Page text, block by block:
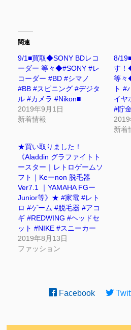
関連
9/1■買取◆SONY BDレコ
ーダー 等々◆#SONY #レ
コーダー #BD #シマノ
#BB #スピニング #デジタ
ル #カメラ #Nikon■
2019年9月1日
新着情報
8/
す！
等々
ト #
イヤ
#貯
2019
新着
★買い取りました！
《Aladdin グラファイトト
ースター｜レトロゲームソ
フト｜Keーnon 脱毛器
Ver7.1 ｜YAMAHA FGー
Junior等》★ #家電 #レト
ロ #ゲーム #脱毛器 #アコ
ギ #REDWING #ヘッドセ
ット #NIKE #スニーカー
2019年8月13日
ファッション
Facebook